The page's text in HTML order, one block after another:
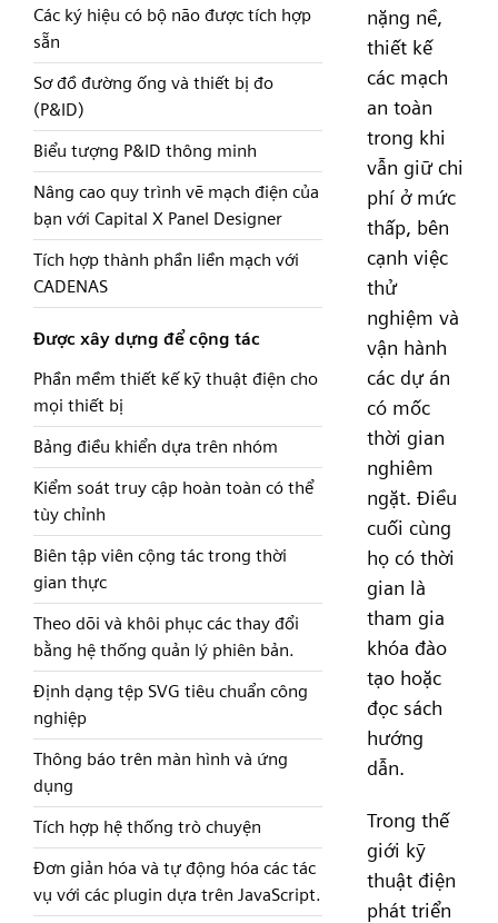
Các ký hiệu có bộ não được tích hợp
sẵn
Sơ đồ đường ống và thiết bị đo
(P&ID)
Biểu tượng P&ID thông minh
Nâng cao quy trình vẽ mạch điện của
bạn với Capital X Panel Designer
Tích hợp thành phần liền mạch với
CADENAS
Được xây dựng để cộng tác
Phần mềm thiết kế kỹ thuật điện cho
mọi thiết bị
Bảng điều khiển dựa trên nhóm
Kiểm soát truy cập hoàn toàn có thể
tùy chỉnh
Biên tập viên cộng tác trong thời
gian thực
Theo dõi và khôi phục các thay đổi
bằng hệ thống quản lý phiên bản.
Định dạng tệp SVG tiêu chuẩn công
nghiệp
Thông báo trên màn hình và ứng
dụng
Tích hợp hệ thống trò chuyện
Đơn giản hóa và tự động hóa các tác
vụ với các plugin dựa trên JavaScript.
nặng nề,
thiết kế
các mạch
an toàn
trong khi
vẫn giữ chi
phí ở mức
thấp, bên
cạnh việc
thử
nghiệm và
vận hành
các dự án
có mốc
thời gian
nghiêm
ngặt. Điều
cuối cùng
họ có thời
gian là
tham gia
khóa đào
tạo hoặc
đọc sách
hướng
dẫn.
Trong thế
giới kỹ
thuật điện
phát triển